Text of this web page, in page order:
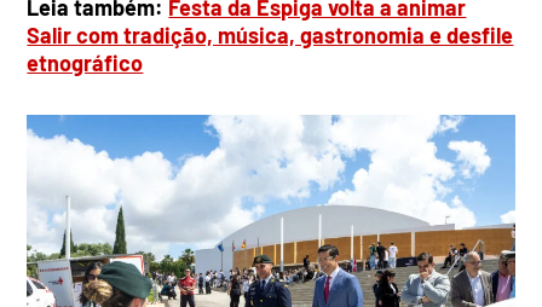
Leia também: Festa da Espiga volta a animar
Salir com tradição, música, gastronomia e desfile
etnográfico